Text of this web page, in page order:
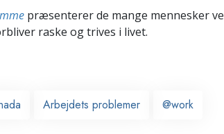
præsenterer de mange mennesker
raske og trives i livet.
Arbejdets problemer @work